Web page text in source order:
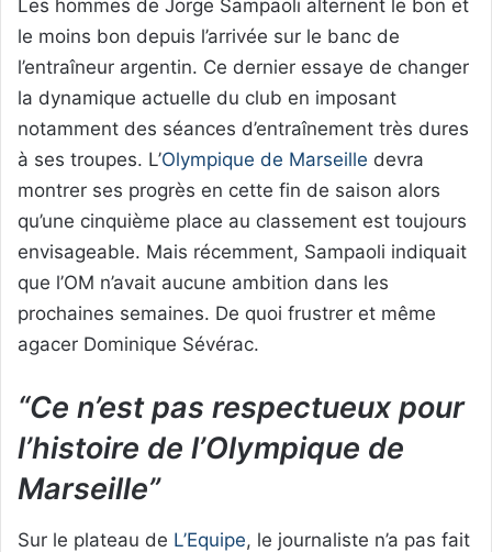
Les hommes de Jorge Sampaoli alternent le bon et
le moins bon depuis l’arrivée sur le banc de
l’entraîneur argentin. Ce dernier essaye de changer
la dynamique actuelle du club en imposant
notamment des séances d’entraînement très dures
à ses troupes. L’Olympique de Marseille devra
montrer ses progrès en cette fin de saison alors
qu’une cinquième place au classement est toujours
envisageable. Mais récemment, Sampaoli indiquait
que l’OM n’avait aucune ambition dans les
prochaines semaines. De quoi frustrer et même
agacer Dominique Sévérac.
“Ce n’est pas respectueux pour
l’histoire de l’Olympique de
Marseille”
Sur le plateau de L’Equipe, le journaliste n’a pas fait